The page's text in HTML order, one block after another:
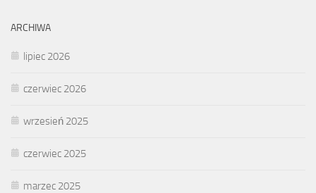
ARCHIWA
lipiec 2026
czerwiec 2026
wrzesień 2025
czerwiec 2025
marzec 2025